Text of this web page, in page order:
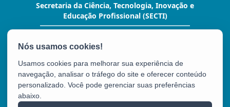
Secretaria da Ciência, Tecnologia, Inovação e
Educação Profissional (SECTI)
CEP: 29066-380 - Vitória / ES
E-mail:gabinete@secti.es.gov.br
Usamos cookies para melhorar sua experiência de
navegação, analisar o tráfego do site e oferecer conteúdo
personalizado. Você pode gerenciar suas preferências
abaixo.